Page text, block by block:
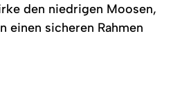
den niedrigen Moosen,
einen sicheren Rahmen